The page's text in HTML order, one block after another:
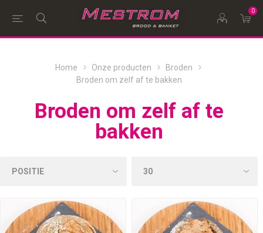
0
Home Onze producten
Broden
Broden om zelf af te bakken
Broden om zelf af te
bakken